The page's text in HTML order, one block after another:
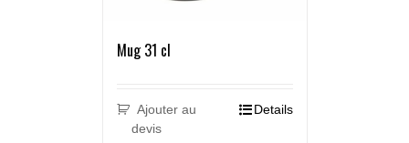
Mug 31 cl
Ajouter au
devis
Details